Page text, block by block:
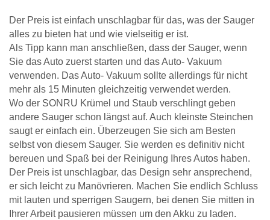
Der Preis ist einfach unschlagbar für das, was der Sauger
alles zu bieten hat und wie vielseitig er ist.
Als Tipp kann man anschließen, dass der Sauger, wenn
Sie das Auto zuerst starten und das Auto- Vakuum
verwenden. Das Auto- Vakuum sollte allerdings für nicht
mehr als 15 Minuten gleichzeitig verwendet werden.
Wo der SONRU Krümel und Staub verschlingt geben
andere Sauger schon längst auf. Auch kleinste Steinchen
saugt er einfach ein. Überzeugen Sie sich am Besten
selbst von diesem Sauger. Sie werden es definitiv nicht
bereuen und Spaß bei der Reinigung Ihres Autos haben.
Der Preis ist unschlagbar, das Design sehr ansprechend,
er sich leicht zu Manövrieren. Machen Sie endlich Schluss
mit lauten und sperrigen Saugern, bei denen Sie mitten in
Ihrer Arbeit pausieren müssen um den Akku zu laden.